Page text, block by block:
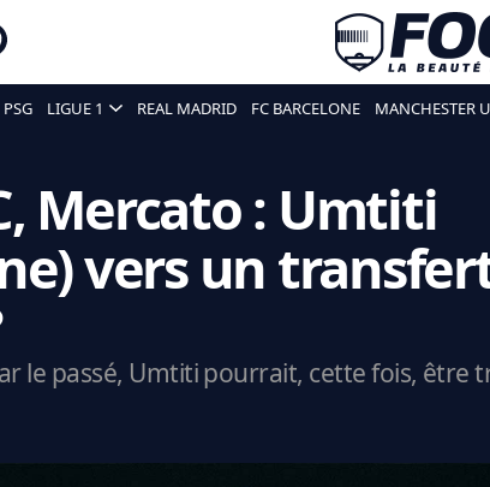
PSG LIGUE 1 REAL MADRID FC BARCELONE MANCHESTER
Mercato : Umtiti
vers un
le passé, Umtiti pourrait, cette fois, être